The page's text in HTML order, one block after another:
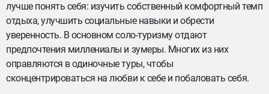
лучше понять себя: изучить собственный комфортный темп
отдыха, улучшить социальные навыки и обрести
уверенность. В основном соло-туризму отдают
предпочтения миллениалы и зумеры. Многих из них
оправляются в одиночные туры, чтобы
сконцентрироваться на любви к себе и побаловать себя.